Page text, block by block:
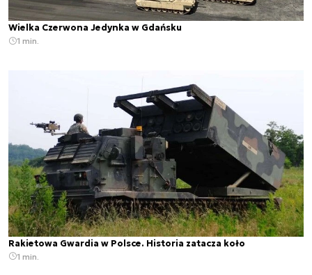
Wielka Czerwona Jedynka w Gdańsku
1 min.
Rakietowa Gwardia w Polsce. Historia zatacza koło
1 min.